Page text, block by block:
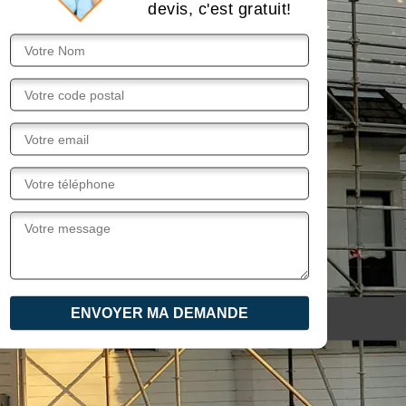
devis, c'est gratuit!